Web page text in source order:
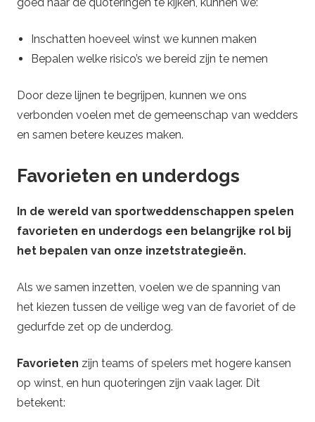
Inschatten hoeveel winst we kunnen maken
Bepalen welke risico’s we bereid zijn te nemen
Door deze lijnen te begrijpen, kunnen we ons
verbonden voelen met de gemeenschap van wedders
en samen betere keuzes maken.
Favorieten en underdogs
In de wereld van sportweddenschappen spelen
favorieten en underdogs een belangrijke rol bij
het bepalen van onze inzetstrategieën.
Als we samen inzetten, voelen we de spanning van
het kiezen tussen de veilige weg van de favoriet of de
gedurfde zet op de underdog.
Favorieten zijn teams of spelers met hogere kansen
op winst, en hun quoteringen zijn vaak lager. Dit
betekent: